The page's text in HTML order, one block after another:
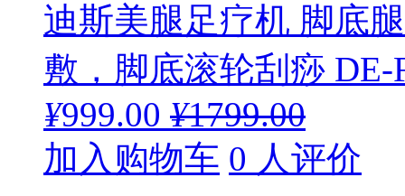
迪斯美腿足疗机 脚底
敷，脚底滚轮刮痧 DE-
¥999.00 ¥1799.00
加入购物车 0 人评价